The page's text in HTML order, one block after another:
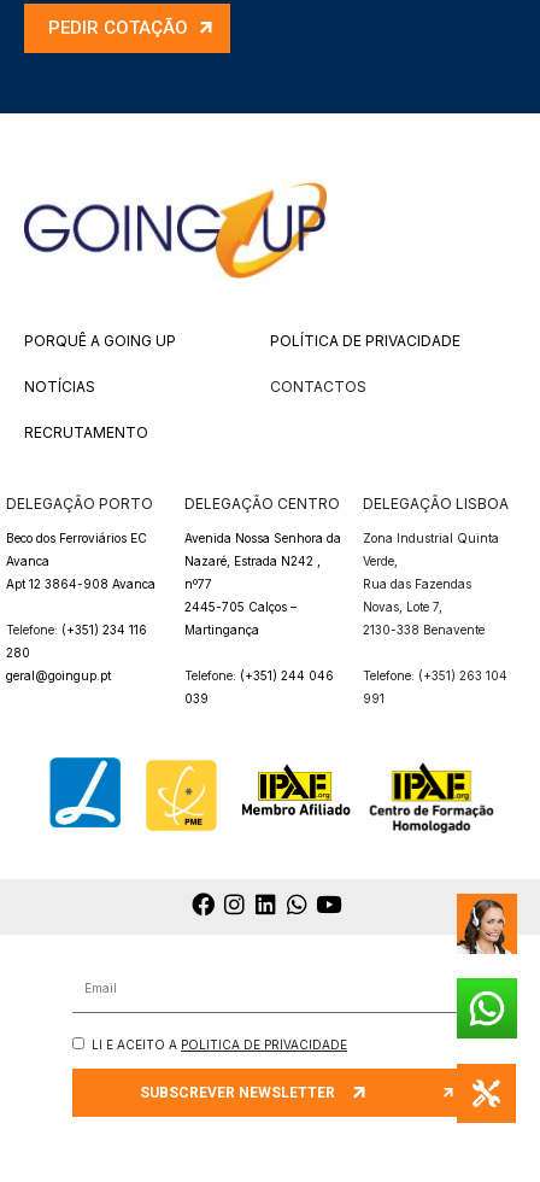
PEDIR COTAÇÃO
PORQUÊ A GOING UP
NOTÍCIAS
RECRUTAMENTO
POLÍTICA DE PRIVACIDADE
CONTACTOS
DELEGAÇÃO PORTO
Beco dos Ferroviários EC
Avanca
Apt 12 3864-908 Avanca
Telefone: (+351) 234 116
280
geral@goingup.pt
DELEGAÇÃO CENTRO
Avenida Nossa Senhora da
Nazaré, Estrada N242 ,
nº77
2445-705 Calços –
Martingança
Telefone: (+351) 244 046
039
DELEGAÇÃO LISBOA
Zona Industrial Quinta
Verde,
Rua das Fazendas
Novas, Lote 7,
2130-338 Benavente
Telefone: (+351) 263 104
991
LI E ACEITO A POLITICA DE PRIVACIDADE
SUBSCREVER NEWSLETTER